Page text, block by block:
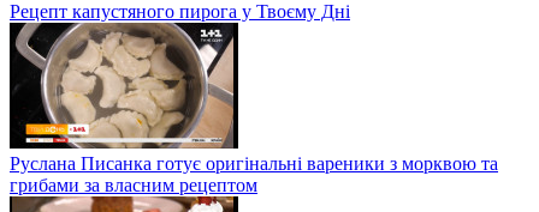
Рецепт капустяного пирога у Твоєму Дні
Руслана Писанка готує оригінальні вареники з морквою та
грибами за власним рецептом